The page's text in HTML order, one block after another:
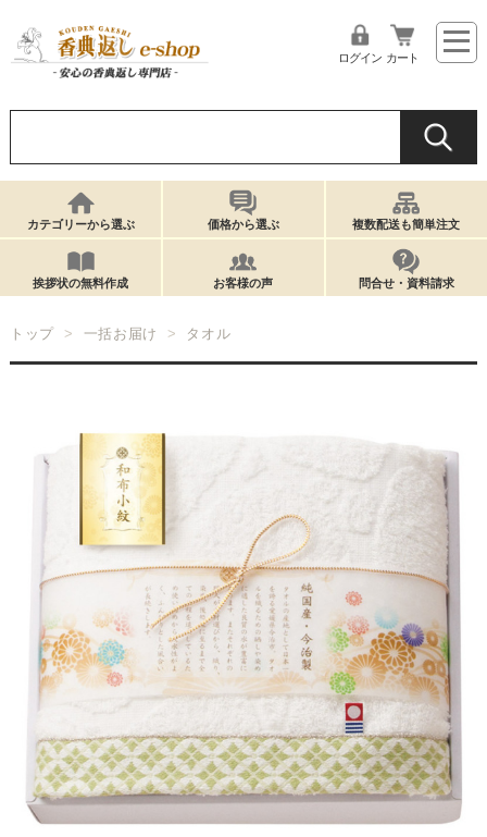
ログイン カート
カテゴリーから選ぶ 価格から選ぶ 複数配送も簡単注文
挨拶状の無料作成 お客様の声 問合せ・資料請求
トップ 一括お届け タオル